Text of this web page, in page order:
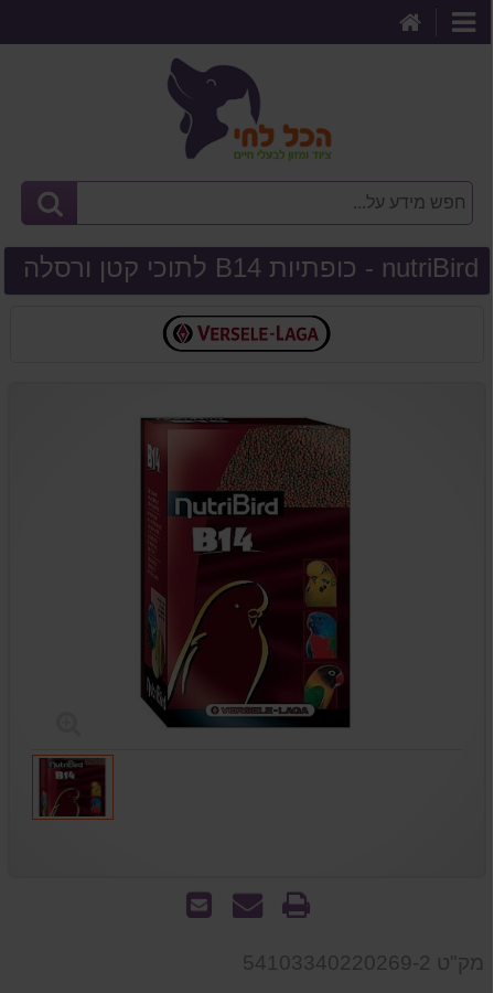
קטגוריות
nutriBird - כופתיות B14 לתוכי קטן ורסלה
שלח
שאל
המוצר
מק"ט 54103340220269-2